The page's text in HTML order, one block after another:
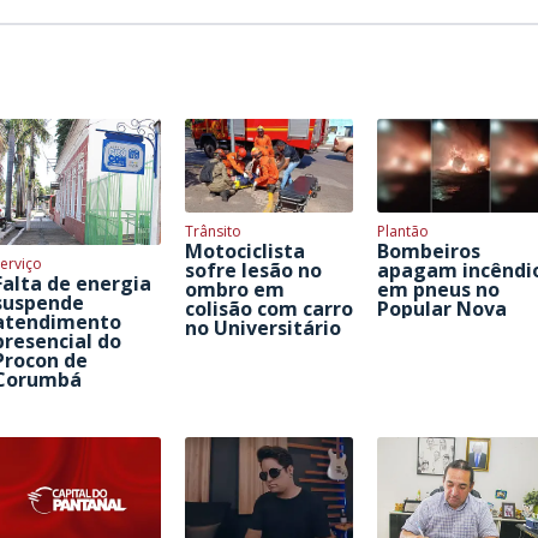
de energia
do
de
Trânsito
Motociclista
sofre lesão no
ombro em
colisão com carro
no Universitário
Plantão
Bombeiros
apagam
em pneus no
Popular Nova